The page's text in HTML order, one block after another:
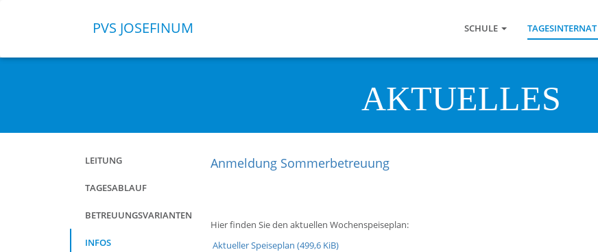
PVS JOSEFINUM SCHULE TAGESINTERNAT
AKTUELLES
Anmeldung Sommerbetreuung
Hier finden Sie den aktuellen Wochenspeiseplan:
Aktueller Speiseplan (499,6 KiB)
überspringen
LEITUNG
TAGESABLAUF
BETREUUNGSVARIANTEN
INFOS